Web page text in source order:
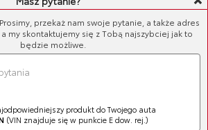
przekaż nam swoje pytanie, a także adres
my skontaktujemy się z Tobą najszybciej jak to
będzie możliwe.
produkt do Twojego auta
(VIN znajduje się w punkcie E dow. rej.)